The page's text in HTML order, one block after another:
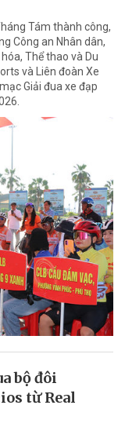
Tám thành công,
Công an Nhân dân,
Thể thao và Du
và Liên đoàn Xe
Giải đua xe đạp
bộ đôi
từ Real